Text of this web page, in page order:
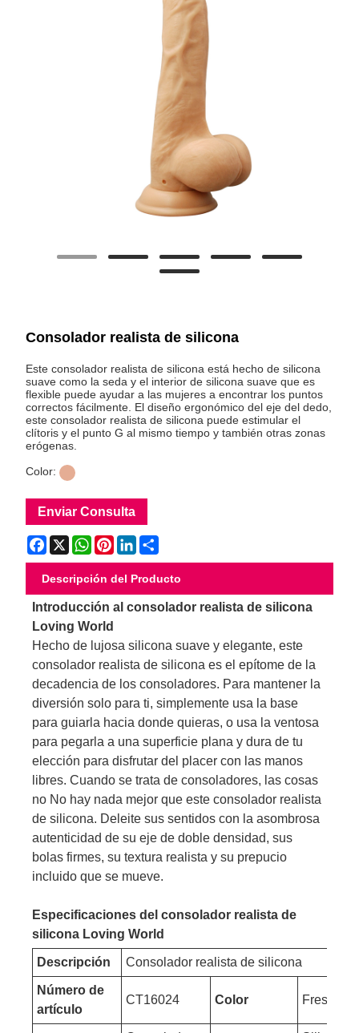
Consolador realista de silicona
Este consolador realista de silicona está hecho de silicona
suave como la seda y el interior de silicona suave que es
flexible puede ayudar a las mujeres a encontrar los puntos
correctos fácilmente. El diseño ergonómico del eje del dedo,
este consolador realista de silicona puede estimular el
clítoris y el punto G al mismo tiempo y también otras zonas
erógenas.
Color:
Enviar Consulta
Facebook
X WhatsApp
Pinterest
LinkedIn
Descripción del Producto
Introducción al consolador realista de silicona
Loving World
Hecho de lujosa silicona suave y elegante, este
consolador realista de silicona es el epítome de la
decadencia de los consoladores. Para mantener la
diversión solo para ti, simplemente usa la base
para guiarla hacia donde quieras, o usa la ventosa
para pegarla a una superficie plana y dura de tu
elección para disfrutar del placer con las manos
libres. Cuando se trata de consoladores, las cosas
no No hay nada mejor que este consolador realista
de silicona. Deleite sus sentidos con la asombrosa
autenticidad de su eje de doble densidad, sus
bolas firmes, su textura realista y su prepucio
incluido que se mueve.
Especificaciones del consolador realista de
silicona Loving World
Descripción Consolador realista de silicona
Número de
artículo
CT16024 Color Fresco